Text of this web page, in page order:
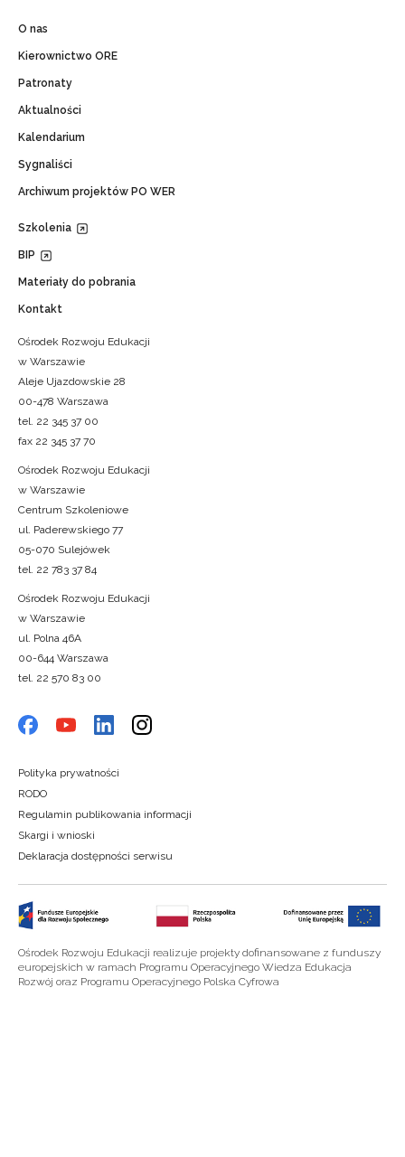
O nas
Kierownictwo ORE
Patronaty
Aktualności
Kalendarium
Sygnaliści
Archiwum projektów PO WER
Szkolenia
BIP
Materiały do pobrania
Kontakt
Ośrodek Rozwoju Edukacji
w Warszawie
Aleje Ujazdowskie 28
00-478 Warszawa
tel. 22 345 37 00
fax 22 345 37 70
Ośrodek Rozwoju Edukacji
w Warszawie
Centrum Szkoleniowe
ul. Paderewskiego 77
05-070 Sulejówek
tel. 22 783 37 84
Ośrodek Rozwoju Edukacji
w Warszawie
ul. Polna 46A
00-644 Warszawa
tel. 22 570 83 00
Polityka prywatności
RODO
Regulamin publikowania informacji
Skargi i wnioski
Deklaracja dostępności serwisu
Ośrodek Rozwoju Edukacji realizuje projekty dofinansowane z funduszy
europejskich w ramach Programu Operacyjnego Wiedza Edukacja
Rozwój oraz Programu Operacyjnego Polska Cyfrowa